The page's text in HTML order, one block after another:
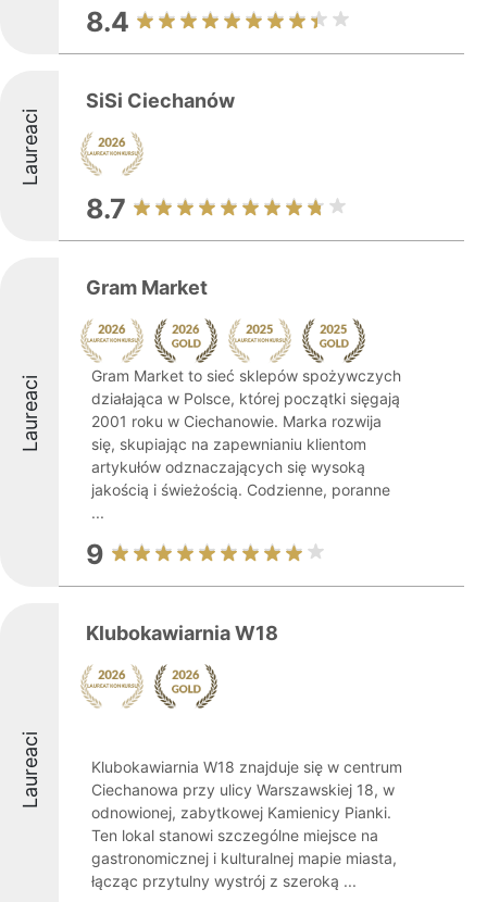
8.4
Laureaci
SiSi Ciechanów
8.7
Laureaci
Gram Market
Gram Market to sieć sklepów spożywczych
działająca w Polsce, której początki sięgają
2001 roku w Ciechanowie. Marka rozwija
się, skupiając na zapewnianiu klientom
artykułów odznaczających się wysoką
jakością i świeżością. Codzienne, poranne
...
9
Laureaci
Klubokawiarnia W18
Klubokawiarnia W18 znajduje się w centrum
Ciechanowa przy ulicy Warszawskiej 18, w
odnowionej, zabytkowej Kamienicy Pianki.
Ten lokal stanowi szczególne miejsce na
gastronomicznej i kulturalnej mapie miasta,
łącząc przytulny wystrój z szeroką ...